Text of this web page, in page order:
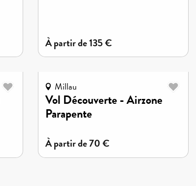
à partir de135€
Millau
Vol Découverte - Airzone
Parapente
à partir de70€